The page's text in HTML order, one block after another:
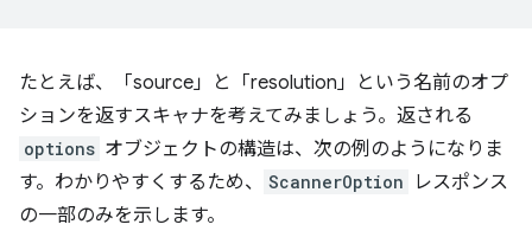
たとえば、「source」と「resolution」という名前のオプ
ションを返すスキャナを考えてみましょう。返される
options オブジェクトの構造は、次の例のようになりま
す。わかりやすくするため、
ScannerOption
レスポンス
の一部のみを示します。